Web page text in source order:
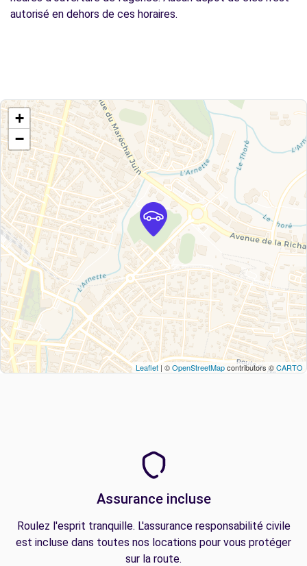
autorisé en dehors de ces horaires.
+
−
Leaflet | ©OpenStreetMapcontributors ©CARTO
Assurance incluse
Roulez l'esprit tranquille. L'assurance responsabilité civile
est incluse dans toutes nos locations pour vous protéger
sur la route.